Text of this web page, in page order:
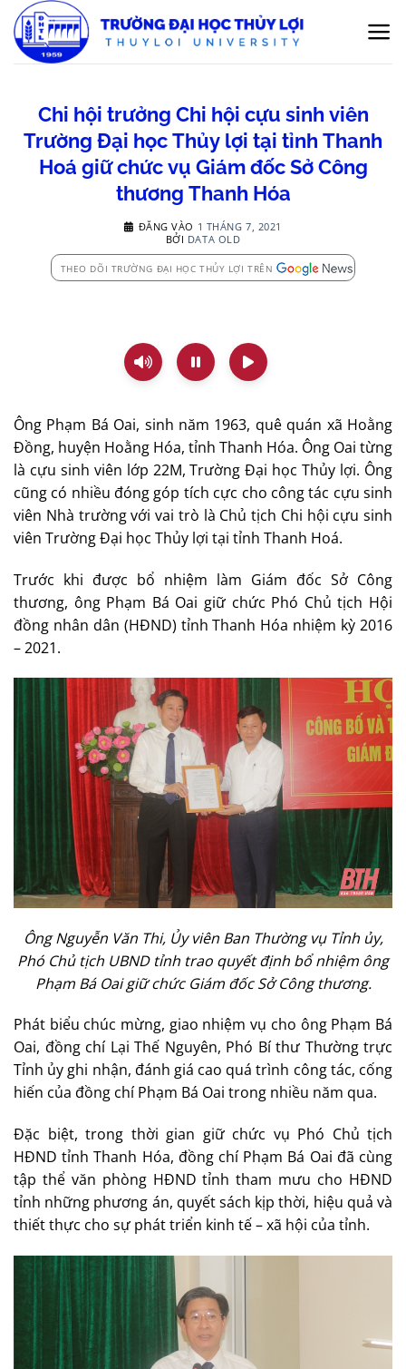
qua
nội
Chi hội trưởng Chi hội cựu sinh viên
Trường Đại học Thủy lợi tại tỉnh Thanh
Hoá giữ chức vụ Giám đốc Sở Công
thương Thanh Hóa
ĐĂNG VÀO 1 THÁNG 7, 2021
BỞI DATA OLD
THEO DÕI TRƯỜNG ĐẠI HỌC THỦY LỢI TRÊN
Ông Phạm Bá Oai, sinh năm 1963, quê quán xã Hoằng
Đồng, huyện Hoằng Hóa, tỉnh Thanh Hóa. Ông Oai từng
là cựu sinh viên lớp 22M, Trường Đại học Thủy lợi. Ông
cũng có nhiều đóng góp tích cực cho công tác cựu sinh
viên Nhà trường với vai trò là Chủ tịch Chi hội cựu sinh
viên Trường Đại học Thủy lợi tại tỉnh Thanh Hoá.
Trước khi được bổ nhiệm làm Giám đốc Sở Công
thương, ông Phạm Bá Oai giữ chức Phó Chủ tịch Hội
đồng nhân dân (HĐND) tỉnh Thanh Hóa nhiệm kỳ 2016
– 2021.
Ông Nguyễn Văn Thi, Ủy viên Ban Thường vụ Tỉnh ủy,
Phó Chủ tịch UBND tỉnh trao quyết định bổ nhiệm ông
Phạm Bá Oai giữ chức Giám đốc Sở Công thương.
Phát biểu chúc mừng, giao nhiệm vụ cho ông Phạm Bá
Oai, đồng chí Lại Thế Nguyên, Phó Bí thư Thường trực
Tỉnh ủy ghi nhận, đánh giá cao quá trình công tác, cống
hiến của đồng chí Phạm Bá Oai trong nhiều năm qua.
Đặc biệt, trong thời gian giữ chức vụ Phó Chủ tịch
HĐND tỉnh Thanh Hóa, đồng chí Phạm Bá Oai đã cùng
tập thể văn phòng HĐND tỉnh tham mưu cho HĐND
tỉnh những phương án, quyết sách kịp thời, hiệu quả và
thiết thực cho sự phát triển kinh tế – xã hội của tỉnh.